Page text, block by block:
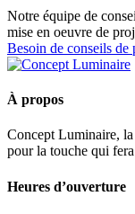
Notre équipe de
mise en oeuvre de
Besoin de conseils de
À propos
Concept Luminaire,
pour la touche qui
Heures d’ouverture